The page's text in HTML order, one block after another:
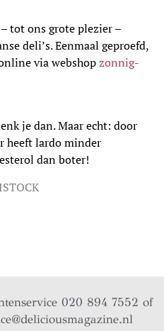
tot ons grote plezier –
deli’s. Eenmaal geproefd,
via webshopzonnig-
je dan. Maar echt: door
heeft lardo minder
dan boter!
020 894 7552 of